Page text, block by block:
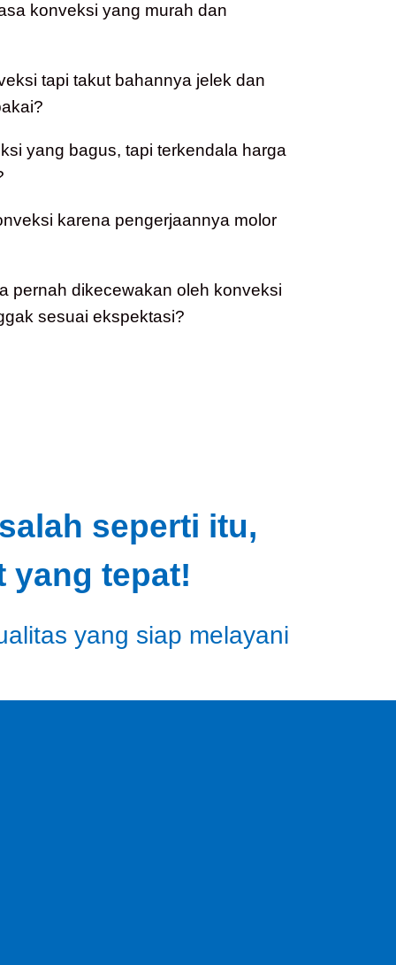
konveksi yang murah dan
tapi takut bahannya jelek dan
yang bagus, tapi terkendala harga
karena pengerjaannya molor
pernah dikecewakan oleh konveksi
sesuai ekspektasi?
seperti itu,
yang tepat!
yang siap melayani